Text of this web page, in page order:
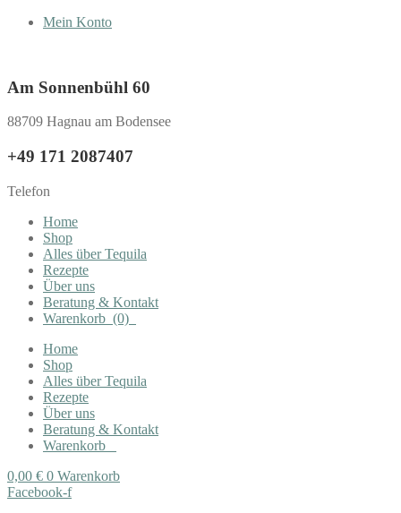
Mein Konto
Am Sonnenbühl 60
88709 Hagnau am Bodensee
+49 171 2087407
Telefon
Home
Shop
Alles über Tequila
Rezepte
Über uns
Beratung & Kontakt
Warenkorb (0)
Home
Shop
Alles über Tequila
Rezepte
Über uns
Beratung & Kontakt
Warenkorb
0,00 € 0 Warenkorb
Facebook-f